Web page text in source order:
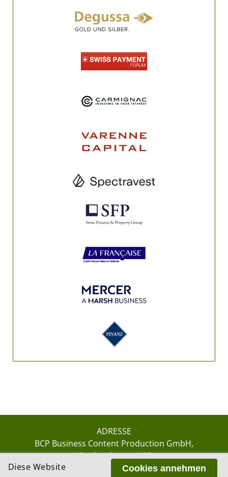
ADRESSE
BCP Business Content Production GmbH
Gotthardstrasse 38
8002 ZürichCookies annehmen
Diese Website